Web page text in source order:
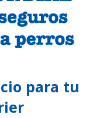
para tu